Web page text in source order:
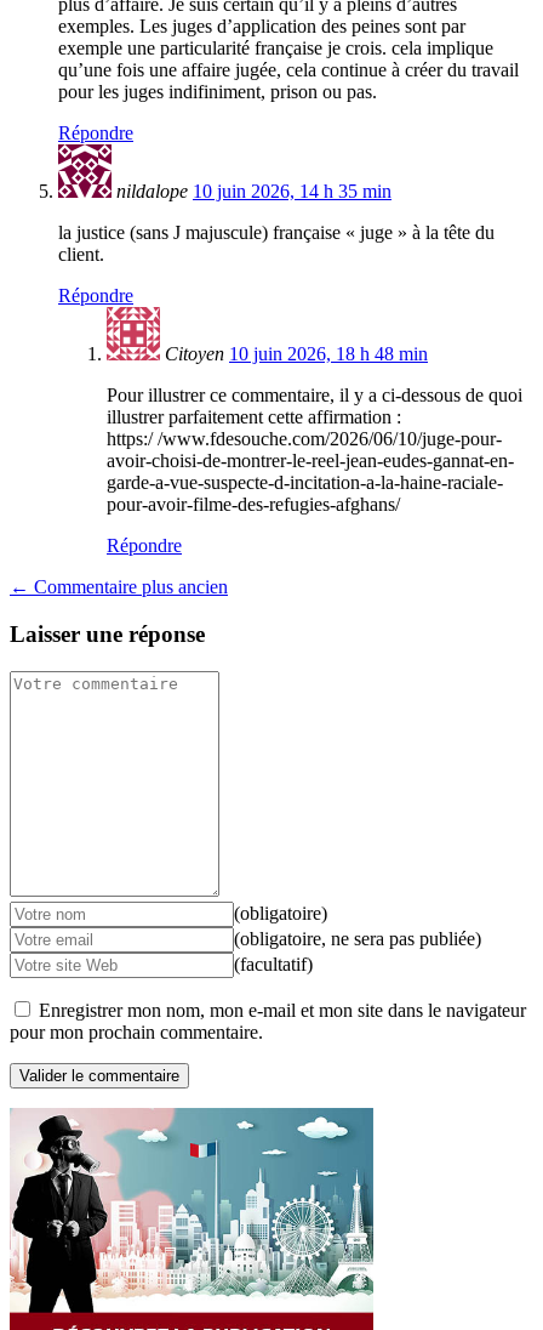
plus d’affaire. Je suis certain qu’il y a pleins d’autres
exemples. Les juges d’application des peines sont par
exemple une particularité française je crois. cela implique
qu’une fois une affaire jugée, cela continue à créer du travail
pour les juges indifiniment, prison ou pas.
Répondre
nildalope 10 juin 2026, 14 h 35 min
la justice (sans J majuscule) française « juge » à la tête du
client.
Répondre
Citoyen 10 juin 2026, 18 h 48 min
Pour illustrer ce commentaire, il y a ci-dessous de quoi
illustrer parfaitement cette affirmation :
https:/ /www.fdesouche.com/2026/06/10/juge-pour-
avoir-choisi-de-montrer-le-reel-jean-eudes-gannat-en-
garde-a-vue-suspecte-d-incitation-a-la-haine-raciale-
pour-avoir-filme-des-refugies-afghans/
Répondre
← Commentaire plus ancien
Laisser une réponse
(obligatoire)
(obligatoire, ne sera pas publiée)
(facultatif)
Enregistrer mon nom, mon e-mail et mon site dans le navigateur
pour mon prochain commentaire.